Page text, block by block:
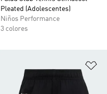
Pleated (Adolescentes)
Niños Performance
3 colores